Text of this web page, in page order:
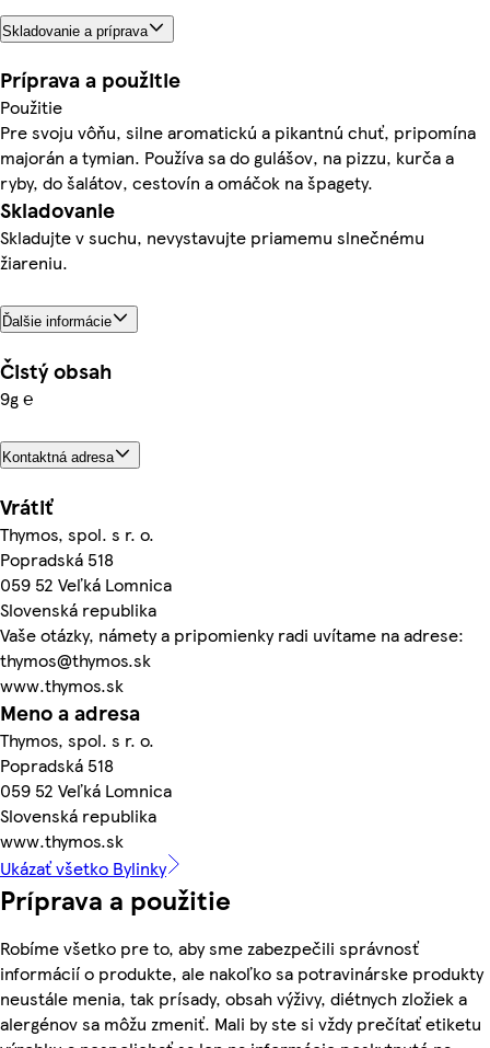
Skladovanie a príprava
Príprava a použitie
Použitie
Pre svoju vôňu, silne aromatickú a pikantnú chuť, pripomína
majorán a tymian. Používa sa do gulášov, na pizzu, kurča a
ryby, do šalátov, cestovín a omáčok na špagety.
Skladovanie
Skladujte v suchu, nevystavujte priamemu slnečnému
žiareniu.
Ďalšie informácie
Čistý obsah
9g ℮
Kontaktná adresa
Vrátiť
Thymos, spol. s r. o.
Popradská 518
059 52 Veľká Lomnica
Slovenská republika
Vaše otázky, námety a pripomienky radi uvítame na adrese:
thymos@thymos.sk
www.thymos.sk
Meno a adresa
Thymos, spol. s r. o.
Popradská 518
059 52 Veľká Lomnica
Slovenská republika
www.thymos.sk
Ukázať všetko Bylinky
Príprava a použitie
Robíme všetko pre to, aby sme zabezpečili správnosť
informácií o produkte, ale nakoľko sa potravinárske produkty
neustále menia, tak prísady, obsah výživy, diétnych zložiek a
alergénov sa môžu zmeniť. Mali by ste si vždy prečítať etiketu